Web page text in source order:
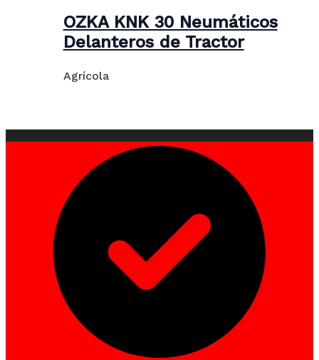
OZKA KNK 30 Neumáticos
Delanteros de Tractor
Agrícola